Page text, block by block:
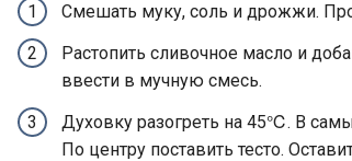
Смешать муку, соль и дрожжи.
Растопить сливочное масло и
ввести в мучную смесь.
Духовку разогреть на 45℃. В
По центру поставить тесто.